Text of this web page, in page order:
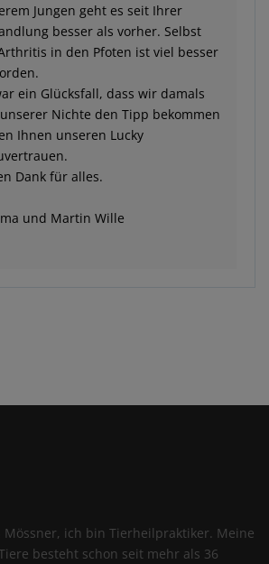
Jungen geht es seit Ihrer
besser als vorher. Selbst
in den Pfoten ist viel besser
ein Glücksfall, dass wir damals
Nichte den Tipp bekommen
Ihnen unseren Lucky
Dank für alles.
und Martin Wille
Mössner, ich bin Tierheilpraktiker. Meine
besteht schon seit mehr als 36